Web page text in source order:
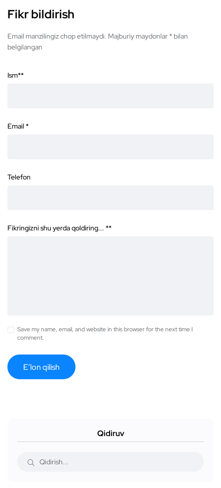
Fikr bildirish
Email manzilingiz chop etilmaydi. Majburiy maydonlar * bilan
belgilangan
Ism**
Email *
Telefon
Fikringizni shu yerda qoldiring... **
Save my name, email, and website in this browser for the next time I
comment.
Qidiruv